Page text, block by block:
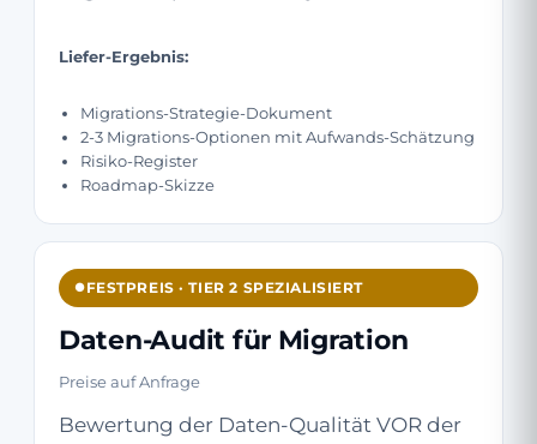
Liefer-Ergebnis:
Migrations-Strategie-Dokument
2-3 Migrations-Optionen mit Aufwands-Schätzung
Risiko-Register
Roadmap-Skizze
FESTPREIS · TIER 2 SPEZIALISIERT
Daten-Audit für Migration
Preise auf Anfrage
Bewertung der Daten-Qualität VOR der